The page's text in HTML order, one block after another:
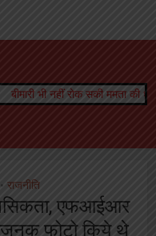
ममता की धारा, जारी रहा स्तनपान
• राजनीति
एफआईआर
फोटो किये थे